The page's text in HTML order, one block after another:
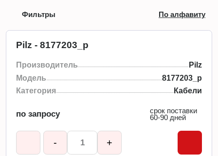
Фильтры По алфавиту
Pilz - 8177203_p
Производитель
Pilz
Модель
8177203_p
Категория
Кабели
по запросу
срок поставки
60-90 дней
- +